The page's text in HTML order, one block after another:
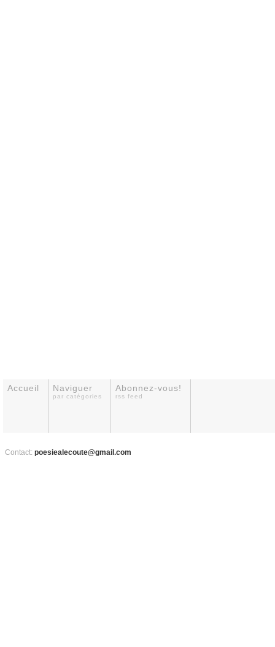
Accueil Naviguer
par catégories
Abonnez-vous!
rss feed
Contact: poesiealecoute@gmail.com